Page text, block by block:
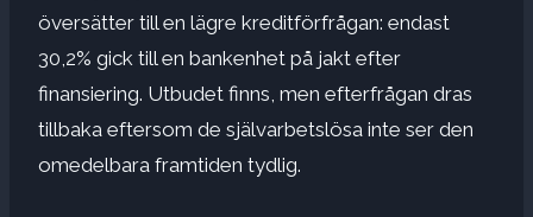
översätter till en lägre kreditförfrågan: endast
30,2% gick till en bankenhet på jakt efter
finansiering. Utbudet finns, men efterfrågan dras
tillbaka eftersom de självarbetslösa inte ser den
omedelbara framtiden tydlig.